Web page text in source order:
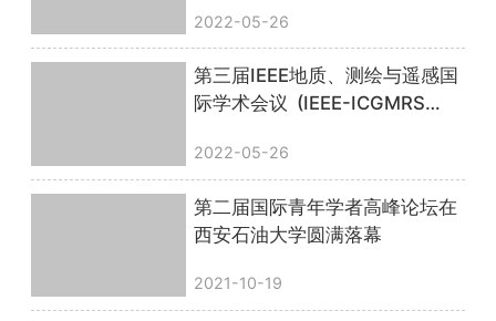
港联合主办
2022-05-26
第三届IEEE地质、测绘与遥感国
际学术会议 (IEEE-ICGMRS
2022-05-26
第二届国际青年学者高峰论坛在
西安石油大学圆满落幕
2021-10-19